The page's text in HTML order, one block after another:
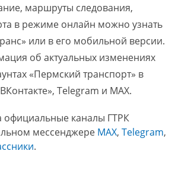
маршруты следования,
в режиме онлайн можно узнать
или в его мобильной версии.
об актуальных изменениях
«Пермский транспорт» в
Telegram и MAX.
официальные каналы ГТРК
мессенджере МАХ, Telegram,
.